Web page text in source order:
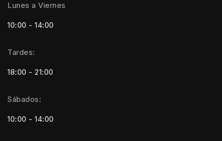
Lunes a Viernes
10:00 - 14:00
Tardes:
18:00 - 21:00
Sábados:
10:00 - 14:00